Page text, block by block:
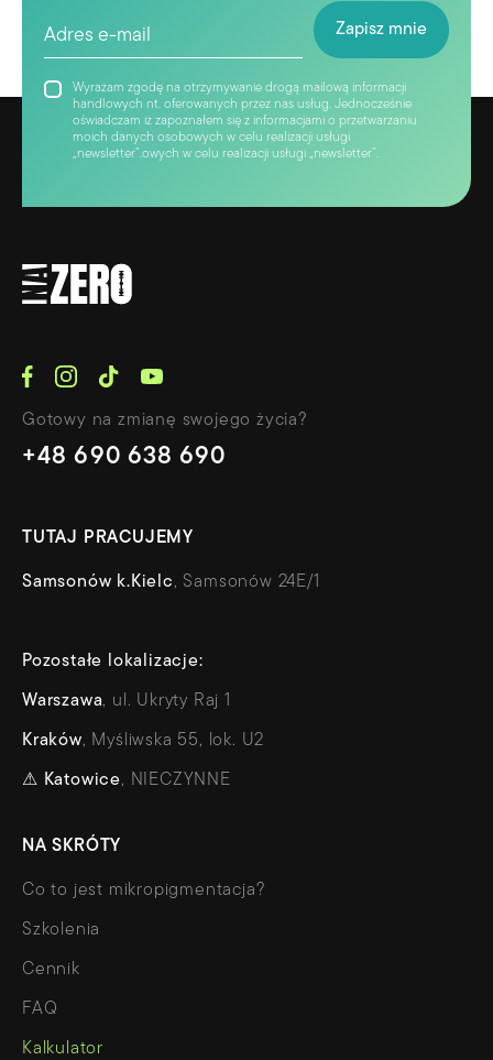
Wyrażam zgodę na otrzymywanie drogą mailową informacji
handlowych nt. oferowanych przez nas usług. Jednocześnie
oświadczam iż zapoznałem się z informacjami o przetwarzaniu
moich danych osobowych w celu realizacji usługi
„newsletter”.owych w celu realizacji usługi „newsletter”.
Gotowy na zmianę swojego życia?
+48 690 638 690
TUTAJ PRACUJEMY
Samsonów k.Kielc, Samsonów 24E/1
Pozostałe lokalizacje:
Warszawa, ul. Ukryty Raj 1
Kraków, Myśliwska 55, lok. U2
⚠ Katowice, NIECZYNNE
NA SKRÓTY
Co to jest mikropigmentacja?
Szkolenia
Cennik
FAQ
Kalkulator